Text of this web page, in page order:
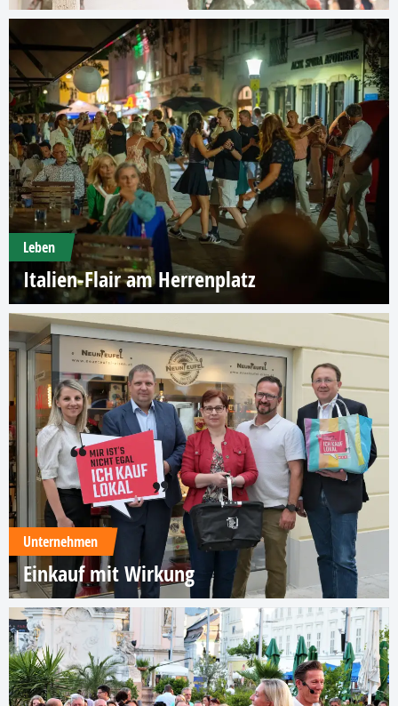
Leben
Italien-Flair am Herrenplatz
Unternehmen
Einkauf mit Wirkung